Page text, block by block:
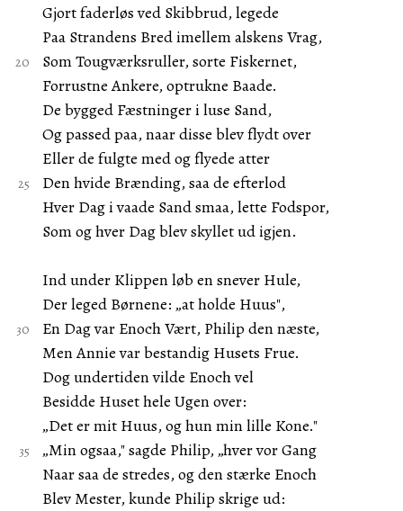
Gjort faderløs ved Skibbrud, legede
Paa Strandens Bred imellem alskens Vrag,
Som Tougværksruller, sorte Fiskernet,
Forrustne Ankere, optrukne Baade.
De bygged Fæstninger i luse Sand,
Og passed paa, naar disse blev flydt over
Eller de fulgte med og flyede atter
Den hvide Brænding, saa de efterlod
Hver Dag i vaade Sand smaa, lette Fodspor,
Som og hver Dag blev skyllet ud igjen.
Ind under Klippen løb en snever Hule,
Der leged Børnene: „at holde Huus",
En Dag var Enoch Vært, Philip den næste,
Men Annie var bestandig Husets Frue.
Dog undertiden vilde Enoch vel
Besidde Huset hele Ugen over:
„Det er mit Huus, og hun min lille Kone."
„Min ogsaa," sagde Philip, „hver vor Gang
Naar saa de stredes, og den stærke Enoch
Blev Mester, kunde Philip skrige ud: